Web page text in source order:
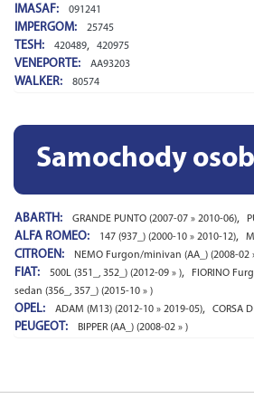
IMASAF: 091241
IMPERGOM: 25745
TESH: 420489, 420975
VENEPORTE: AA93203
WALKER: 80574
Samochody
ABARTH: GRANDE PUNTO (2007-07 » 2010-06),
ALFA ROMEO: 147 (937_) (2000-10 » 2010-12),
CITROEN: NEMO Furgon/minivan (AA_) (2008-02
FIAT: 500L (351_, 352_) (2012-09 » ), FIORINO
sedan (356_, 357_) (2015-10 » )
OPEL: ADAM (M13) (2012-10 » 2019-05), CORSA
PEUGEOT: BIPPER (AA_) (2008-02 » )